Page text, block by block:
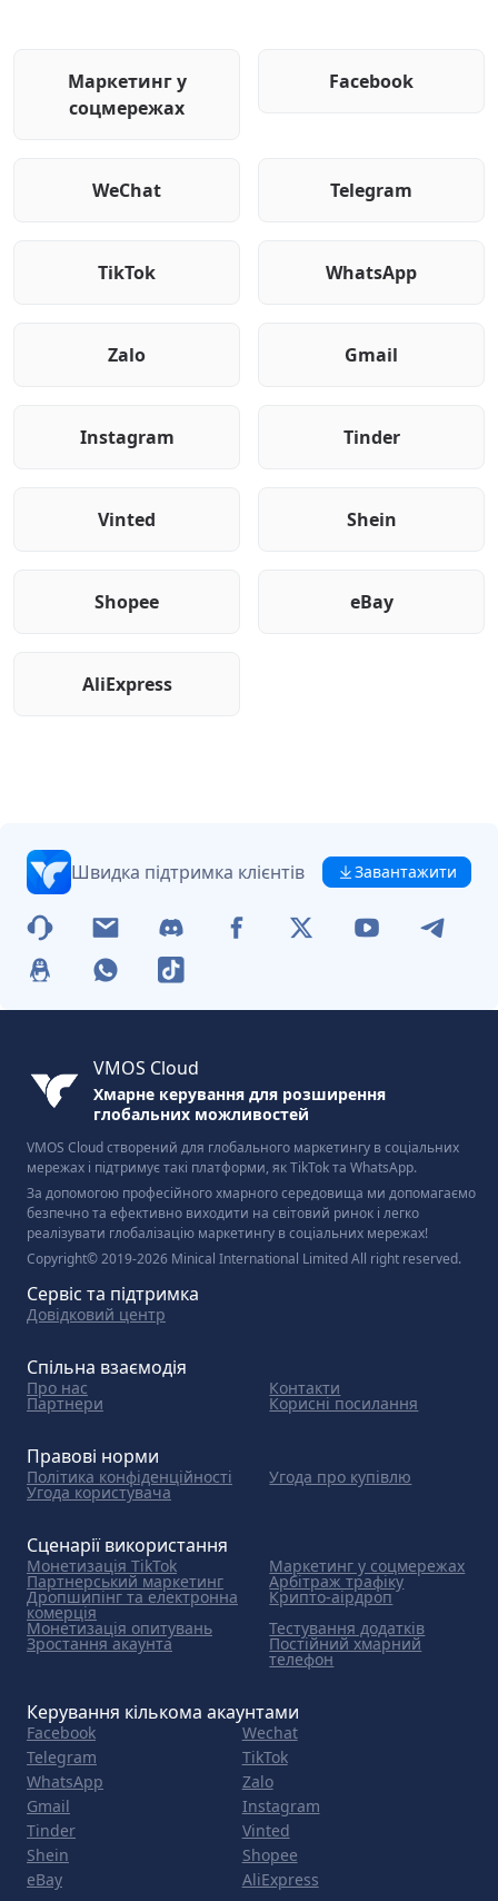
Маркетинг у
соцмережах
Facebook
WeChat Telegram
TikTok WhatsApp
Zalo Gmail
Instagram Tinder
Vinted Shein
Shopee eBay
AliExpress
Швидка підтримка клієнтів Завантажити
VMOS Cloud
Хмарне керування для розширення
глобальних можливостей
VMOS Cloud створений для глобального маркетингу в соціальних
мережах і підтримує такі платформи, як TikTok та WhatsApp.
За допомогою професійного хмарного середовища ми допомагаємо
безпечно та ефективно виходити на світовий ринок і легко
реалізувати глобалізацію маркетингу в соціальних мережах!
Copyright© 2019-2026 Minical International Limited All right reserved.
Сервіс та підтримка
Довідковий центр
Спільна взаємодія
Про нас Контакти
Партнери Корисні посилання
Правові норми
Політика конфіденційності Угода про купівлю
Угода користувача
Сценарії використання
Монетизація TikTok Маркетинг у соцмережах
Партнерський маркетинг Арбітраж трафіку
Дропшипінг та електронна
комерція
Крипто-аірдроп
Монетизація опитувань
Тестування додатків
Зростання акаунта Постійний хмарний
телефон
Керування кількома акаунтами
Facebook
Wechat
Telegram
TikTok
WhatsApp
Zalo
Gmail
Instagram
Tinder
Vinted
Shein
Shopee
eBay
AliExpress